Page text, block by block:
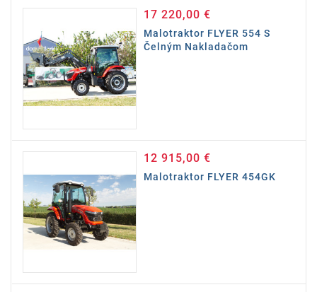
17 220,00 €Cena
Malotraktor FLYER 554 S
Čelným Nakladačom
12 915,00 €Cena
Malotraktor FLYER 454GK